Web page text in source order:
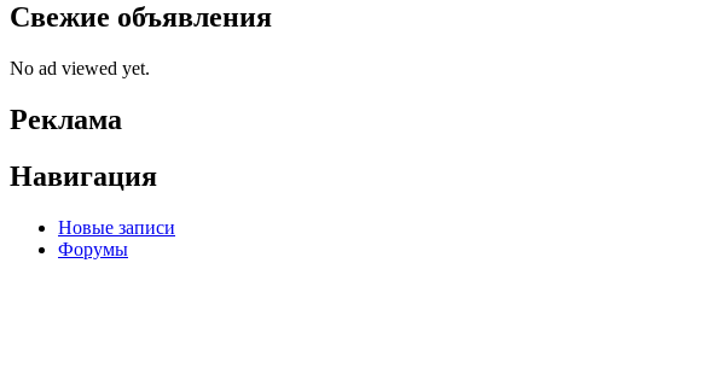
Свежие объявления
No ad viewed yet.
Реклама
Навигация
Новые записи
Форумы